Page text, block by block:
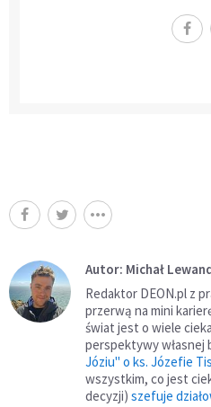
Autor: Michał
Redaktor DEON.pl z
przerwą na mini
świat jest o wiele
perspektywy własnej
Józiu" o ks. Józefie
wszystkim, co jest
decyzji) szefuje